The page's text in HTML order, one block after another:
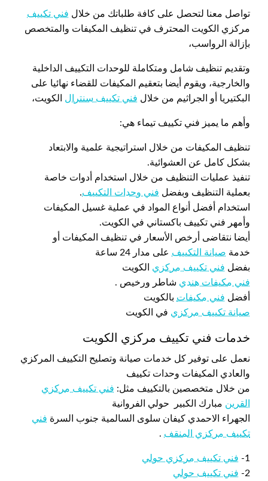
تواصل معنا لتحصل على كافة طلباتك من خلال فني تكييف
مركزي الكويت المحترف في تنظيف المكيفات والمتخصص
بإزالة الرواسب،
وتقديم تنظيف شامل ومتكاملة للوحدات التكييف الداخلية
والخارجية، ويقوم أيضا بتعقيم المكيفات للقضاء نهائيا على
البكتيريا أو الجراثيم من خلال فني تكييف سنترال الكويت،
وأهم ما يميز فني تكييف تيماء هي:
تنظيف المكيفات من خلال استراتيجية علمية والابتعاد
بشكل كامل عن العشوائية.
تنفيذ عمليات التنظيف من خلال استخدام أدوات خاصة
بعملية التنظيف وبفضل فني وحدات التكييف.
استخدام أفضل أنواع المواد في عملية غسيل المكيفات
وأمهر فني تكييف باكستاني في الكويت.
أيضا نتقاضى أرخص الأسعار في تنظيف المكيفات أو
خدمة صيانة التكييف على مدار 24 ساعة
بفضل فني تكييف مركزي الكويت
فني مكيفات هندي شاطر ورخيص .
أفضل فني مكيفات بالكويت
صيانة تكييف مركزي في الكويت
خدمات فني تكييف مركزي الكويت
نعمل على توفير كل خدمات صيانة وتصليح التكييف المركزي
والعادي المكيفات وحدات تكييف
من خلال متخصصين بالتكييف مثل: فني تكييف مركزي
القرين مبارك الكبير حولي الفروانية
الجهراء الاحمدي كيفان سلوى السالمية جنوب السرة فني
تكييف مركزي المنقف .
1-
فني تكييف مركزي حولي
2-
فني تكييف حولي